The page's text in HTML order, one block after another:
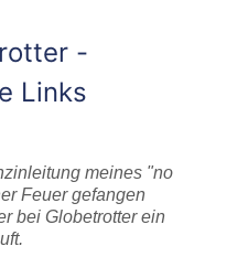
-
Links
meines "no
Feuer gefangen
bei Globetrotter ein